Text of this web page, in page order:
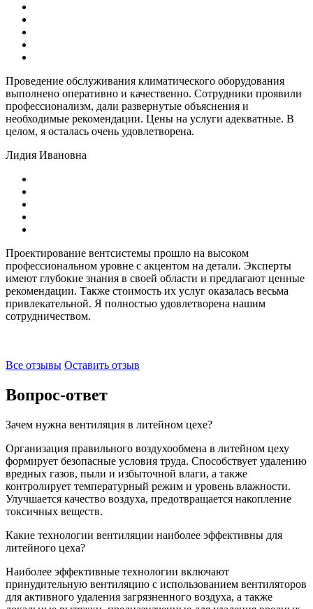
Проведение обслуживания климатического оборудования
выполнено оперативно и качественно. Сотрудники проявили
профессионализм, дали развернутые объяснения и
необходимые рекомендации. Цены на услуги адекватные. В
целом, я осталась очень удовлетворена.
Лидия Ивановна
Проектирование вентсистемы прошло на высоком
профессиональном уровне с акцентом на детали. Эксперты
имеют глубокие знания в своей области и предлагают ценные
рекомендации. Также стоимость их услуг оказалась весьма
привлекательной. Я полностью удовлетворена нашим
сотрудничеством.
Все отзывы Оставить отзыв
Вопрос-ответ
Зачем нужна вентиляция в литейном цехе?
Организация правильного воздухообмена в литейном цеху
формирует безопасные условия труда. Способствует удалению
вредных газов, пыли и избыточной влаги, а также
контролирует температурный режим и уровень влажности.
Улучшается качество воздуха, предотвращается накопление
токсичных веществ.
Какие технологии вентиляции наиболее эффективны для
литейного цеха?
Наиболее эффективные технологии включают
принудительную вентиляцию с использованием вентиляторов
для активного удаления загрязненного воздуха, а также